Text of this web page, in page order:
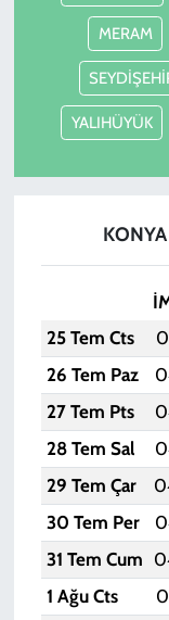
MERAM
YALIHÜYÜK
25 Tem Cts
26 Tem Paz
27 Tem Pts
28 Tem Sal
29 Tem Çar
30 Tem Per
31 Tem Cum
1 Ağu Cts